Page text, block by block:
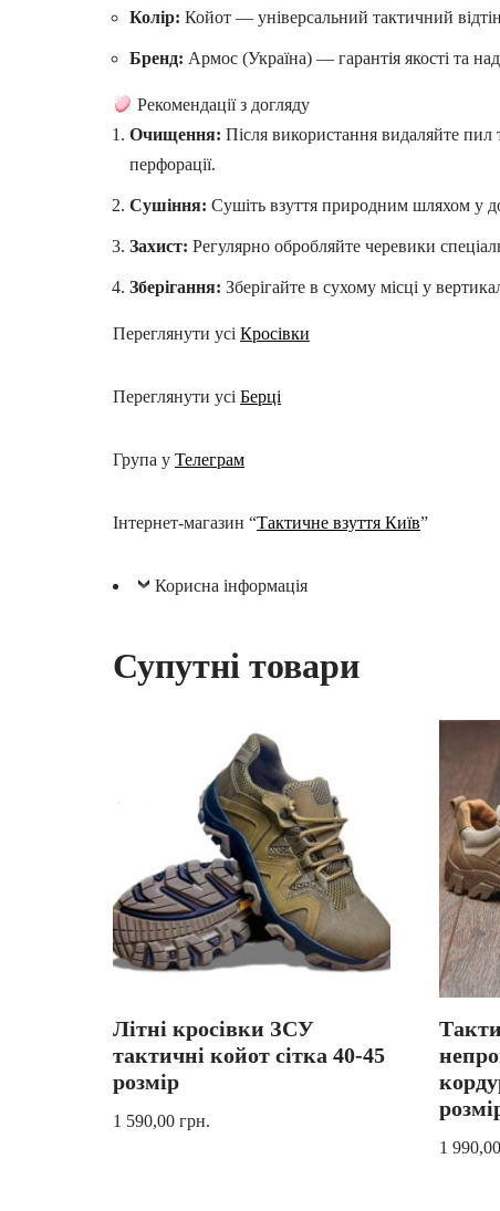
Колір: Койот — універсальний тактичний
Бренд: Армос (Україна) — гарантія якості та
Рекомендації з догляду
Очищення: Після використання видаляйте пил
перфорації.
Сушіння: Сушіть взуття природним шляхом у
Захист: Регулярно обробляйте черевики
Зберігання: Зберігайте в сухому місці у
Переглянути усі Кросівки
Переглянути усі Берці
Група у Телеграм
Інтернет-магазин “Тактичне взуття Київ”
Корисна інформація
Супутні товари
Літні кросівки ЗСУ
тактичні койот сітка 40-45
розмір
1 590,00 грн.
1 990,00